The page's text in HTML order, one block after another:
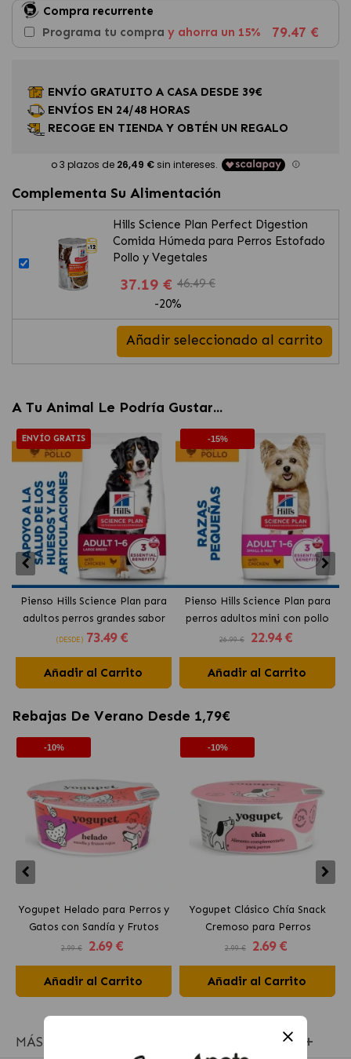
Compra recurrente
Programa tu compra y ahorra un 15% 79.47 €
ENVÍO GRATUITO A CASA DESDE 39€
ENVÍOS EN 24/48 HORAS
RECOGE EN TIENDA Y OBTÉN UN REGALO
Complementa Su Alimentación
Hills Science Plan Perfect Digestion
Comida Húmeda para Perros Estofado
Pollo y Vegetales
37.19 € 46.49 €
-20%
Añadir seleccionado al carrito
A Tu Animal Le Podría Gustar...
ENVÍO GRATIS
Pienso Hills Science Plan para
adultos perros grandes sabor
pollo
(DESDE) 73.49 €
Añadir al Carrito
-15%
Pienso Hills Science Plan para
perros adultos mini con pollo
26.99 € 22.94 €
Añadir al Carrito
Rebajas De Verano Desde 1,79€
-10%
Yogupet Helado para Perros y
Gatos con Sandía y Frutos
Rojos
2.99 € 2.69 €
Añadir al Carrito
-10%
Yogupet Clásico Chía Snack
Cremoso para Perros
2.99 € 2.69 €
Añadir al Carrito
MÁS INFORMACIÓN